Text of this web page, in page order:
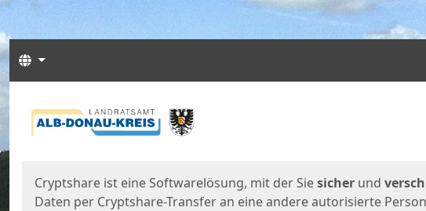
Sprachen
Cryptshare ist eine Softwarelösung, mit der Siesicher und
Daten per Cryptshare-Transfer an eine andere autorisierte